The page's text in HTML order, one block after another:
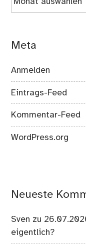
Meta
Anmelden
Eintrags-Feed
Kommentar-Feed
WordPress.org
Neueste
Sven zu
eigentlich?